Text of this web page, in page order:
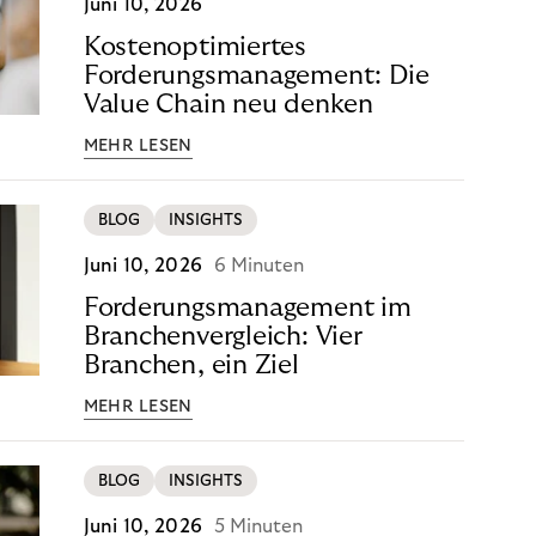
Juni 10, 2026
Kostenoptimiertes
Forderungsmanagement: Die
Value Chain neu denken
MEHR LESEN
BLOG INSIGHTS
Juni 10, 2026 6 Minuten
Forderungsmanagement im
Branchenvergleich: Vier
Branchen, ein Ziel
MEHR LESEN
BLOG INSIGHTS
Juni 10, 2026 5 Minuten